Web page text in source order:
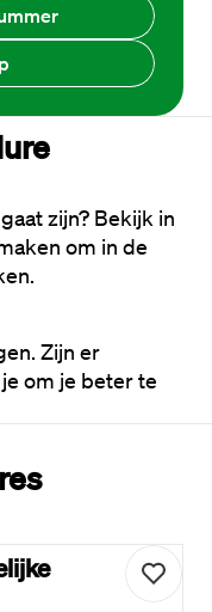
zijn? Bekijk in
om in de
Zijn er
om je beter te